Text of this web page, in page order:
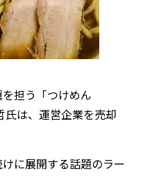
担う「つけめん
氏は、運営企業を売却
に展開する話題のラー